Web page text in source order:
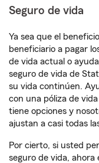
Seguro de vida
Ya sea que el
beneficiario a pagar
de vida actual o
seguro de vida de
su vida continúen.
con una póliza de
tiene opciones y
ajustan a casi todas
Por cierto, si usted
seguro de vida, ahora